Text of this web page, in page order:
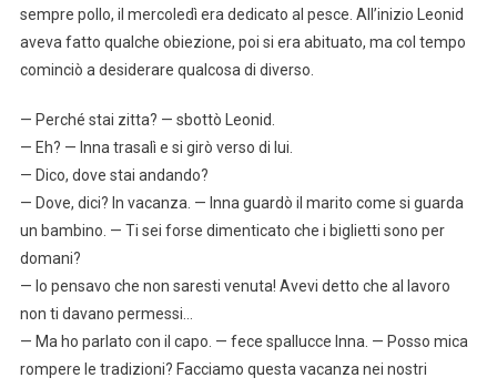
sempre pollo, il mercoledì era dedicato al pesce. All’inizio Leonid
aveva fatto qualche obiezione, poi si era abituato, ma col tempo
cominciò a desiderare qualcosa di diverso.
— Perché stai zitta? — sbottò Leonid.
— Eh? — Inna trasalì e si girò verso di lui.
— Dico, dove stai andando?
— Dove, dici? In vacanza. — Inna guardò il marito come si guarda
un bambino. — Ti sei forse dimenticato che i biglietti sono per
domani?
— Io pensavo che non saresti venuta! Avevi detto che al lavoro
non ti davano permessi…
— Ma ho parlato con il capo. — fece spallucce Inna. — Posso mica
rompere le tradizioni? Facciamo questa vacanza nei nostri